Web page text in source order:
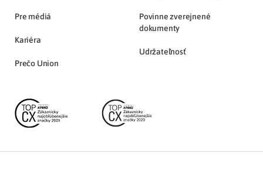
Pre médiá
Kariéra
Prečo Union
Povinne zverejnené
dokumenty
Udržateľnosť